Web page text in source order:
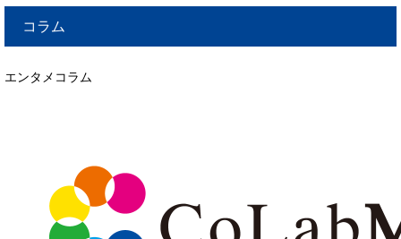
コラム
エンタメコラム